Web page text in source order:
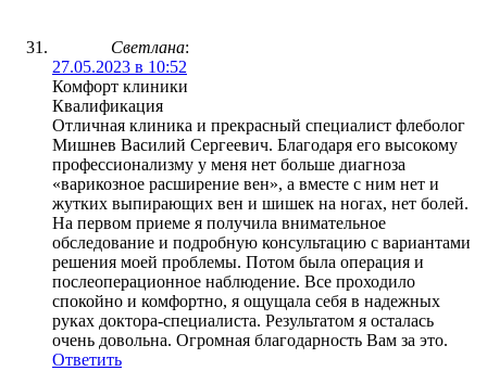
Светлана:
27.05.2023 в 10:52
Комфорт клиники
Квалификация
Отличная клиника и прекрасный специалист флеболог
Мишнев Василий Сергеевич. Благодаря его высокому
профессионализму у меня нет больше диагноза
«варикозное расширение вен», а вместе с ним нет и
жутких выпирающих вен и шишек на ногах, нет болей.
На первом приеме я получила внимательное
обследование и подробную консультацию с вариантами
решения моей проблемы. Потом была операция и
послеоперационное наблюдение. Все проходило
спокойно и комфортно, я ощущала себя в надежных
руках доктора-специалиста. Результатом я осталась
очень довольна. Огромная благодарность Вам за это.
Ответить